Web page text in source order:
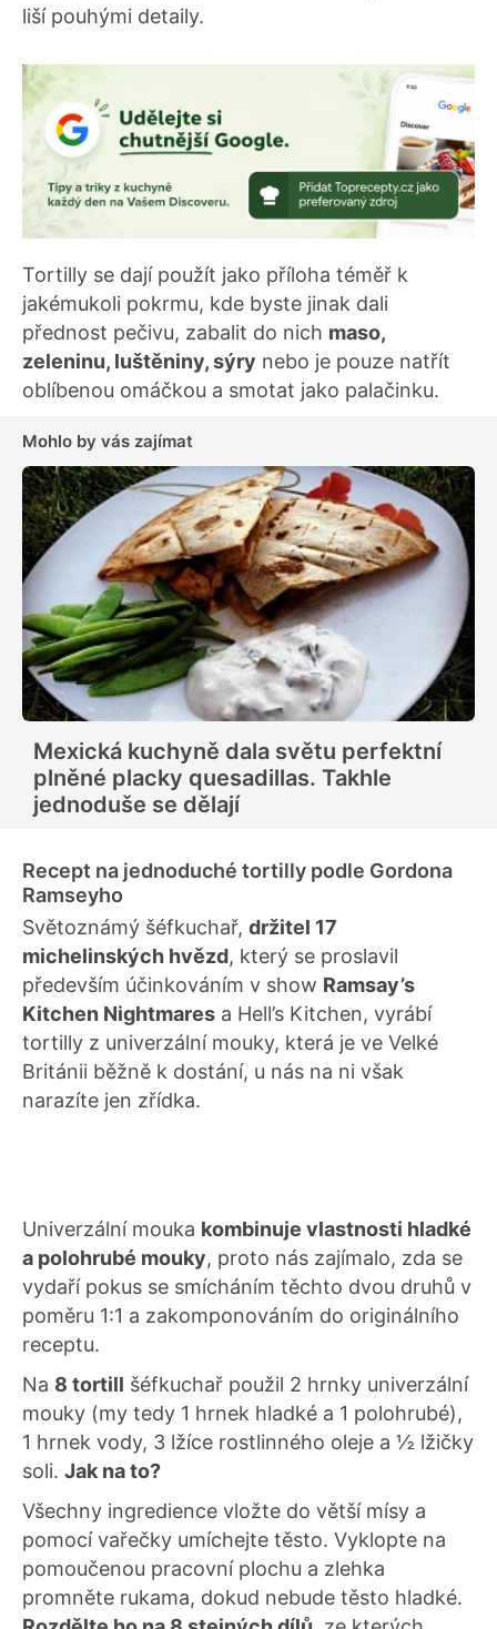
liší pouhými detaily.
Tortilly se dají použít jako příloha téměř k
jakémukoli pokrmu, kde byste jinak dali
přednost pečivu, zabalit do nich maso,
zeleninu, luštěniny, sýry nebo je pouze natřít
oblíbenou omáčkou a smotat jako palačinku.
Mohlo by vás zajímat
Mexická kuchyně dala světu perfektní
plněné placky quesadillas. Takhle
jednoduše se dělají
Recept na jednoduché tortilly podle Gordona
Ramseyho
Světoznámý šéfkuchař, držitel 17
michelinských hvězd, který se proslavil
především účinkováním v show Ramsay’s
Kitchen Nightmares a Hell’s Kitchen, vyrábí
tortilly z univerzální mouky, která je ve Velké
Británii běžně k dostání, u nás na ni však
narazíte jen zřídka.
Univerzální mouka kombinuje vlastnosti hladké
a polohrubé mouky, proto nás zajímalo, zda se
vydaří pokus se smícháním těchto dvou druhů v
poměru 1:1 a zakomponováním do originálního
receptu.
Na 8 tortill šéfkuchař použil 2 hrnky univerzální
mouky (my tedy 1 hrnek hladké a 1 polohrubé),
1 hrnek vody, 3 lžíce rostlinného oleje a ½ lžičky
soli. Jak na to?
Všechny ingredience vložte do větší mísy a
pomocí vařečky umíchejte těsto. Vyklopte na
pomoučenou pracovní plochu a zlehka
promněte rukama, dokud nebude těsto hladké.